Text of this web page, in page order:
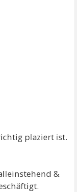
plaziert ist.
&